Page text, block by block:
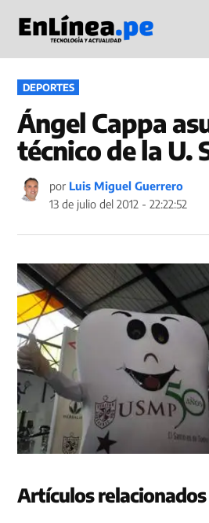
contenido
en
PUBLICADO
EN
DEPORTES
Ángel Cappa
técnico de la U.
por Luis Miguel Guerrero
13 de julio del 2012 - 22:22:52
Artículos relacionados